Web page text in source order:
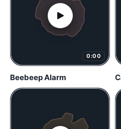
0:00
Beebeep Alarm